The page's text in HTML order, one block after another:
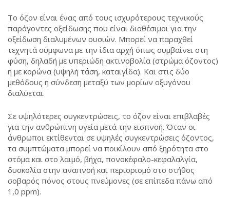
Το όζον είναι ένας από τους ισχυρότερους τεχνικούς
παράγοντες οξείδωσης που είναι διαθέσιμοι για την
οξείδωση διαλυμένων ουσιών. Μπορεί να παραχθεί
τεχνητά σύμφωνα με την ίδια αρχή όπως συμβαίνει στη
φύση, δηλαδή με υπεριώδη ακτινοβολία (στρώμα όζοντος)
ή με κορώνα (υψηλή τάση, καταιγίδα). Και στις δύο
μεθόδους η σύνδεση μεταξύ των μορίων οξυγόνου
διαλύεται.
Σε υψηλότερες συγκεντρώσεις, το όζον είναι επιβλαβές
για την ανθρώπινη υγεία μετά την εισπνοή. Όταν οι
άνθρωποι εκτίθενται σε υψηλές συγκεντρώσεις όζοντος,
τα συμπτώματα μπορεί να ποικίλουν από ξηρότητα στο
στόμα και στο λαιμό, βήχα, πονοκέφαλο-κεφαλαλγία,
δυσκολία στην αναπνοή και περιορισμό στο στήθος
σοβαρός πόνος στους πνεύμονες (σε επίπεδα πάνω από
1,0 ppm).